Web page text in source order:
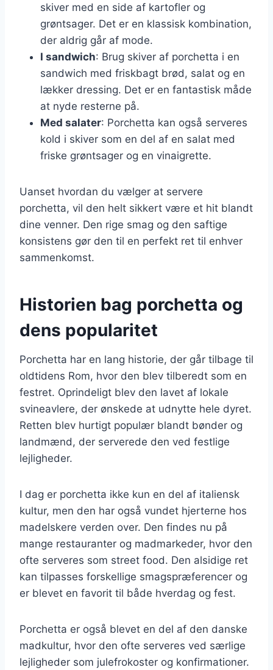
skiver med en side af kartofler og
grøntsager. Det er en klassisk kombination,
der aldrig går af mode.
I sandwich: Brug skiver af porchetta i en
sandwich med friskbagt brød, salat og en
lækker dressing. Det er en fantastisk måde
at nyde resterne på.
Med salater: Porchetta kan også serveres
kold i skiver som en del af en salat med
friske grøntsager og en vinaigrette.
Uanset hvordan du vælger at servere
porchetta, vil den helt sikkert være et hit blandt
dine venner. Den rige smag og den saftige
konsistens gør den til en perfekt ret til enhver
sammenkomst.
Historien bag porchetta og
dens popularitet
Porchetta har en lang historie, der går tilbage til
oldtidens Rom, hvor den blev tilberedt som en
festret. Oprindeligt blev den lavet af lokale
svineavlere, der ønskede at udnytte hele dyret.
Retten blev hurtigt populær blandt bønder og
landmænd, der serverede den ved festlige
lejligheder.
I dag er porchetta ikke kun en del af italiensk
kultur, men den har også vundet hjerterne hos
madelskere verden over. Den findes nu på
mange restauranter og madmarkeder, hvor den
ofte serveres som street food. Den alsidige ret
kan tilpasses forskellige smagspræferencer og
er blevet en favorit til både hverdag og fest.
Porchetta er også blevet en del af den danske
madkultur, hvor den ofte serveres ved særlige
lejligheder som julefrokoster og konfirmationer.